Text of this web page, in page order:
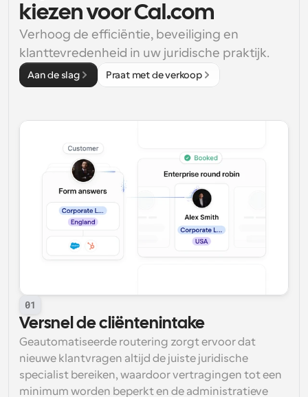
kiezen voor Cal.com
Verhoog de efficiëntie, beveiliging en
klanttevredenheid in uw juridische praktijk.
Aan de slag Praat met de verkoop
01
Versnel de cliëntenintake
Geautomatiseerde routering zorgt ervoor dat
nieuwe klantvragen altijd de juiste juridische
specialist bereiken, waardoor vertragingen tot een
minimum worden beperkt en de administratieve